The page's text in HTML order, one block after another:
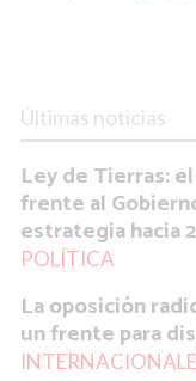
Últimas noticias
Ley de Tierras:
frente al
estrategia hacia
POLÍTICA
La oposición
un frente para